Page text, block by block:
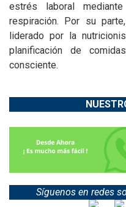
estrés laboral
respiración. Por su
liderado por la
planificación de
consciente.
Síguenos en redes